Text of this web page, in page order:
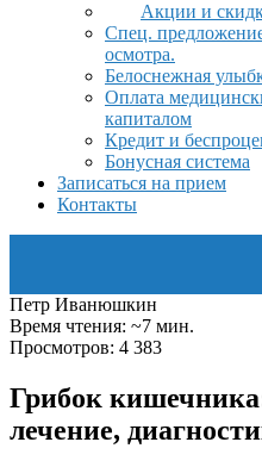
Акции и
Спец.
осмотра.
Белоснежная
Оплата
капиталом
Кредит и
Бонусная система
Записаться на прием
Контакты
Петр Иванюшкин
Время чтения: ~7 мин.
Просмотров: 4 383
Грибок
лечение,